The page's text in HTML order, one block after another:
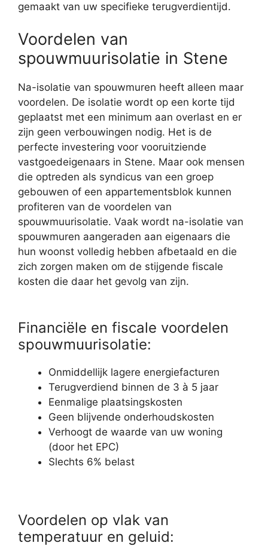
gemaakt van uw specifieke terugverdientijd.
Voordelen van
spouwmuurisolatie in Stene
Na-isolatie van spouwmuren heeft alleen maar
voordelen. De isolatie wordt op een korte tijd
geplaatst met een minimum aan overlast en er
zijn geen verbouwingen nodig. Het is de
perfecte investering voor vooruitziende
vastgoedeigenaars in Stene. Maar ook mensen
die optreden als syndicus van een groep
gebouwen of een appartementsblok kunnen
profiteren van de voordelen van
spouwmuurisolatie. Vaak wordt na-isolatie van
spouwmuren aangeraden aan eigenaars die
hun woonst volledig hebben afbetaald en die
zich zorgen maken om de stijgende fiscale
kosten die daar het gevolg van zijn.
Financiële en fiscale voordelen
spouwmuurisolatie:
Onmiddellijk lagere energiefacturen
Terugverdiend binnen de 3 à 5 jaar
Eenmalige plaatsingskosten
Geen blijvende onderhoudskosten
Verhoogt de waarde van uw woning
(door het EPC)
Slechts 6% belast
Voordelen op vlak van
temperatuur en geluid: